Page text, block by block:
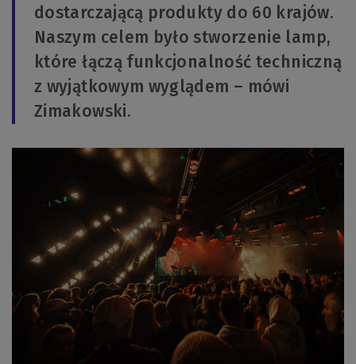
dostarczającą produkty do 60 krajów.
Naszym celem było stworzenie lamp,
które łączą funkcjonalność techniczną
z wyjątkowym wyglądem – mówi
Zimakowski.